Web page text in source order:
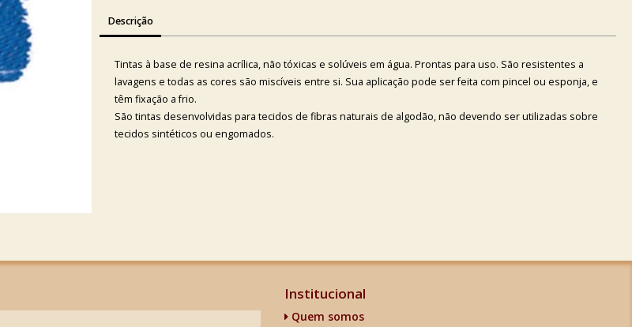
Descrição
Tintas à base de resina acrílica, não tóxicas e solúveis em água. Prontas para uso. São resistentes a
lavagens e todas as cores são miscíveis entre si. Sua aplicação pode ser feita com pincel ou esponja, e
têm fixação a frio.
São tintas desenvolvidas para tecidos de fibras naturais de algodão, não devendo ser utilizadas sobre
tecidos sintéticos ou engomados.
Institucional
Quem somos